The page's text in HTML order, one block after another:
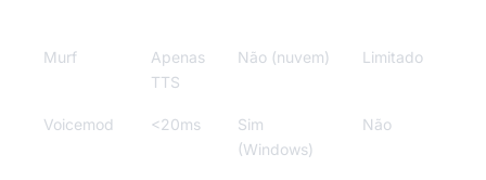
Murf
Apenas
TTS
Não (nuvem) Limitado
Voicemod <20ms
Sim
(Windows)
Não